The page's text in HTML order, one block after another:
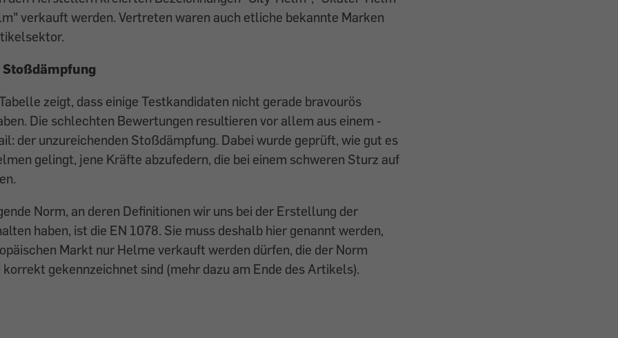
verkauft werden. Ver­treten waren auch etliche bekannte Marken
zeigt, dass einige ­Testkandidaten nicht gerade bravourös
Die schlechten Bewertungen resultieren vor allem aus einem
der unzureichenden Stoßdämpfung. Dabei wurde geprüft, wie gut es
gelingt, jene Kräfte abzufedern, die bei einem schweren Sturz auf
Norm, an deren Definitionen wir uns bei der Erstellung der
haben, ist die EN 1078. Sie muss deshalb hier genannt werden,
Markt nur Helme verkauft werden dürfen, die der Norm
gekennzeichnet sind (mehr dazu am Ende des Artikels).